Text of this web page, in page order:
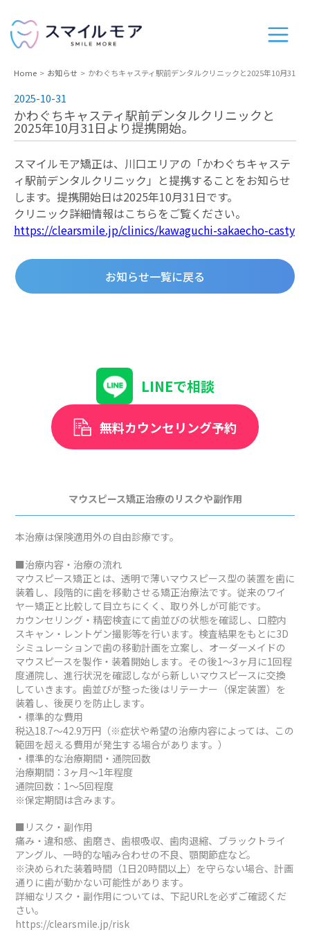
Home お知らせ かわぐちキャスティ駅前デンタルクリニックと2025年10月31日
2025-10-31
かわぐちキャスティ駅前デンタルクリニックと
2025年10月31日より提携開始。
スマイルモア矯正は、川口エリアの「かわぐちキャステ
ィ駅前デンタルクリニック」と提携することをお知らせ
します。提携開始日は2025年10月31日です。
クリニック詳細情報はこちらをご覧ください。
https://clearsmile.jp/clinics/kawaguchi-sakaecho-casty
お知らせ一覧に戻る
LINEで相談
無料カウンセリング予約
マウスピース矯正治療のリスクや副作用
本治療は保険適用外の自由診療です。
■治療内容・治療の流れ
マウスピース矯正とは、透明で薄いマウスピース型の装置を歯に
装着し、段階的に歯を移動させる矯正治療法です。従来のワイ
ヤー矯正と比較して目立ちにくく、取り外しが可能です。
カウンセリング・精密検査にて歯並びの状態を確認し、口腔内
スキャン・レントゲン撮影等を行います。検査結果をもとに3D
シミュレーションで歯の移動計画を立案し、オーダーメイドの
マウスピースを製作・装着開始します。その後1～3ヶ月に1回程
度通院し、進行状況を確認しながら新しいマウスピースに交換
していきます。歯並びが整った後はリテーナー（保定装置）を
装着し、後戻りを防止します。
・標準的な費用
税込18.7～42.9万円（※症状や希望の治療内容によっては、この
範囲を超える費用が発生する場合があります。）
・標準的な治療期間・通院回数
治療期間：3ヶ月～1年程度
通院回数：1～5回程度
※保定期間は含みます。
■リスク・副作用
痛み・違和感、歯磨き、歯根吸収、歯肉退縮、ブラックトライ
アングル、一時的な噛み合わせの不良、顎関節症など。
※決められた装着時間（1日20時間以上）を守らない場合、計画
通りに歯が動かない可能性があります。
詳細なリスク・副作用については、下記URLを必ずご確認くだ
さい。
https://clearsmile.jp/risk